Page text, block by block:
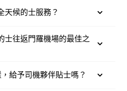
天候的士服務？
士往返門羅機場的最佳之
給予司機夥伴貼士嗎？